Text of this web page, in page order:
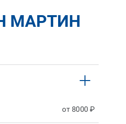
МАРТИН
от 8000 ₽